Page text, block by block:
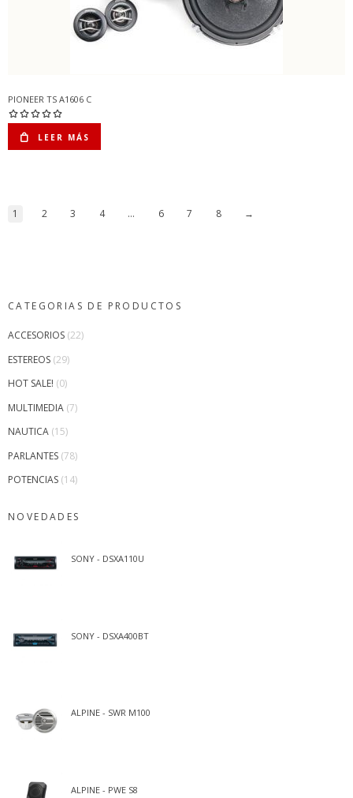
PIONEER TS A1606 C
LEER MÁS
1 2 3 4 … 6 7 8 →
CATEGORIAS DE PRODUCTOS
ACCESORIOS (22)
ESTEREOS (29)
HOT SALE! (0)
MULTIMEDIA (7)
NAUTICA (15)
PARLANTES (78)
POTENCIAS (14)
NOVEDADES
SONY - DSXA110U
SONY - DSXA400BT
ALPINE - SWR M100
ALPINE - PWE S8